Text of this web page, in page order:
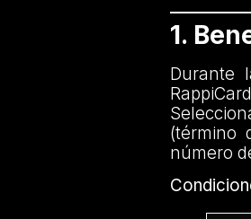
1.
Durante
(término
número